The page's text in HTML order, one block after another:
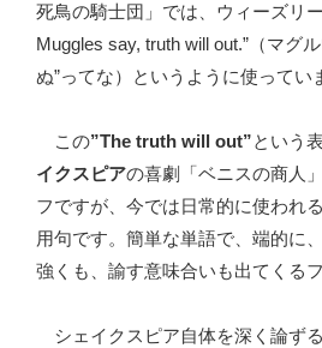
死鳥の騎士団」では、ウィーズリ
Muggles say, truth will out.”（マグ
ぬ”ってな）というように使ってい
この”The truth will out”という
イクスピアの喜劇「ベニスの商人
フですが、今では日常的に使われ
用句です。簡単な単語で、端的に
強くも、諭す意味合いも出てくる
シェイクスピア自体を深く論ず